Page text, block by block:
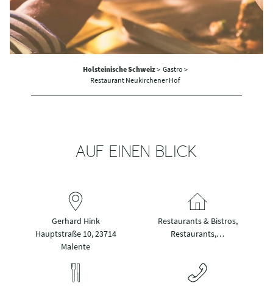
Holsteinische Schweiz> Gastro >
Restaurant Neukirchener Hof
AUF EINEN BLICK
Gerhard Hink
Hauptstraße 10, 23714
Malente
Restaurants & Bistros,
Restaurants,…